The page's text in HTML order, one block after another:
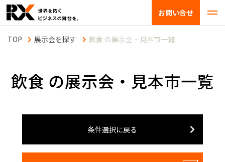
お問い合せ
展示会を探す 飲食 の展示会・見本市一覧
飲食 の展示会・見本市一覧
条件選択に戻る